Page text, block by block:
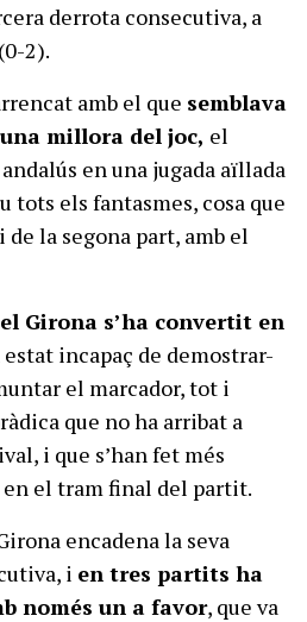
derrota consecutiva, a
2).
amb el que semblava
millora del joc, el
en una jugada aïllada
tots els fantasmes, cosa que
la segona part, amb el
el Girona s’ha convertit en
estat incapaç de demostrar-
el marcador, tot i
que no ha arribat a
i que s’han fet més
el tram final del partit.
encadena la seva
i en tres partits ha
només un a favor, que va